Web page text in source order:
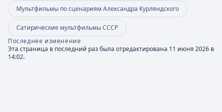
Мультфильмы по сценариям Александра Курляндского
Сатирические мультфильмы СССР
Последнее изменение
Эта страница в последний раз была отредактирована 11 июня 2026 в
14:02.